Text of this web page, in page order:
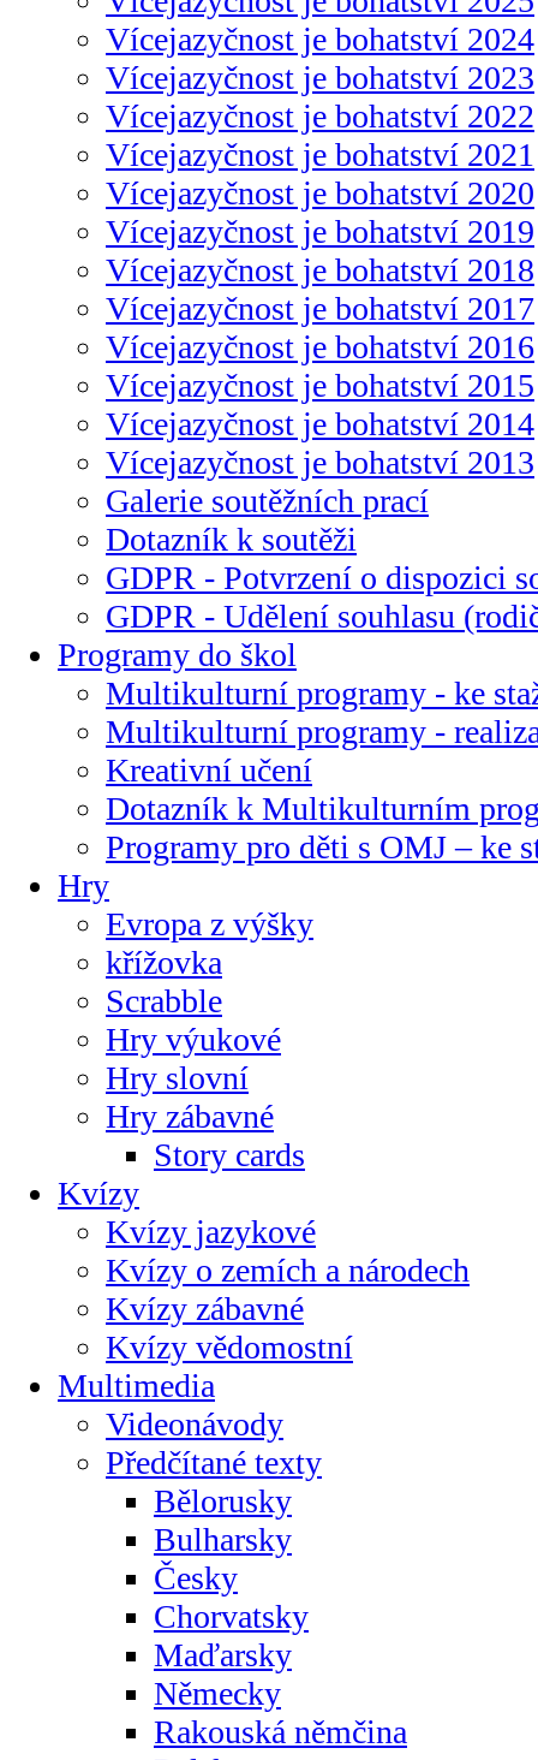
Vícejazyčnost je bohatství 2024
Vícejazyčnost je bohatství 2023
Vícejazyčnost je bohatství 2022
Vícejazyčnost je bohatství 2021
Vícejazyčnost je bohatství 2020
Vícejazyčnost je bohatství 2019
Vícejazyčnost je bohatství 2018
Vícejazyčnost je bohatství 2017
Vícejazyčnost je bohatství 2016
Vícejazyčnost je bohatství 2015
Vícejazyčnost je bohatství 2014
Vícejazyčnost je bohatství 2013
Galerie soutěžních prací
Dotazník k soutěži
GDPR - Potvrzení o dispozici
GDPR - Udělení souhlasu
Programy do škol
Multikulturní programy - ke
Multikulturní programy -
Kreativní učení
Dotazník k Multikulturním
Programy pro děti s OMJ – ke
Hry
Evropa z výšky
křížovka
Scrabble
Hry výukové
Hry slovní
Hry zábavné
Story cards
Kvízy
Kvízy jazykové
Kvízy o zemích a národech
Kvízy zábavné
Kvízy vědomostní
Multimedia
Videonávody
Předčítané texty
Bělorusky
Bulharsky
Česky
Chorvatsky
Maďarsky
Německy
Rakouská němčina